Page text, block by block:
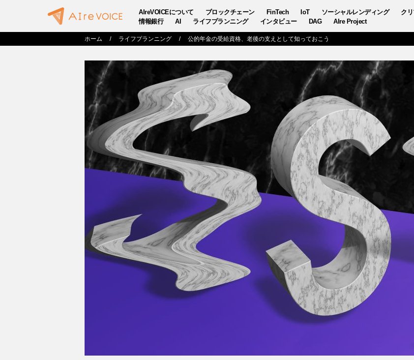
AIreVOICEについて ブロックチェーン FinTech IoT ソーシャルレンディング
ク
情報銀行
AI ライフプランニング インタビュー DAG AIre Project
ホーム ライフプランニング 公的年金の受給資格、老後の支えとして知っておこう